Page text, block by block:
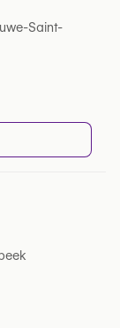
Saint-